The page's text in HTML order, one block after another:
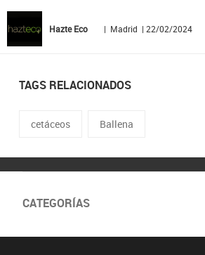
Hazte Eco | Madrid | 22/02/2024
TAGS RELACIONADOS
cetáceos Ballena
CATEGORÍAS
Biodiversidad Cambio Climático